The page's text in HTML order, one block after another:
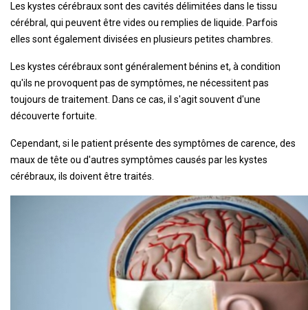
Les kystes cérébraux sont des cavités délimitées dans le tissu
cérébral, qui peuvent être vides ou remplies de liquide. Parfois
elles sont également divisées en plusieurs petites chambres.
Les kystes cérébraux sont généralement bénins et, à condition
qu'ils ne provoquent pas de symptômes, ne nécessitent pas
toujours de traitement. Dans ce cas, il s'agit souvent d'une
découverte fortuite.
Cependant, si le patient présente des symptômes de carence, des
maux de tête ou d'autres symptômes causés par les kystes
cérébraux, ils doivent être traités.